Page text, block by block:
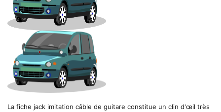
La fiche jack imitation câble de guitare constitue un clin d'œil très